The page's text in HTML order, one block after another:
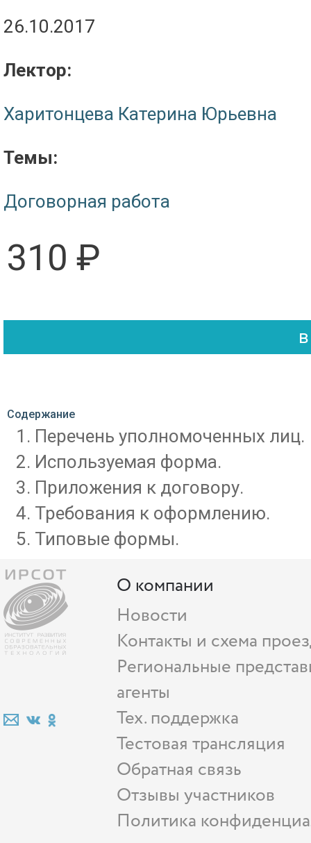
26.10.2017
Лектор:
Харитонцева Катерина Юрьевна
Темы:
Договорная работа
310 ₽
Содержание
Перечень уполномоченных лиц.
Используемая форма.
Приложения к договору.
Требования к оформлению.
Типовые формы.
О компании
Новости
Контакты и схема
Региональные
агенты
Тех. поддержка
Тестовая трансляция
Обратная связь
Отзывы участников
Политика